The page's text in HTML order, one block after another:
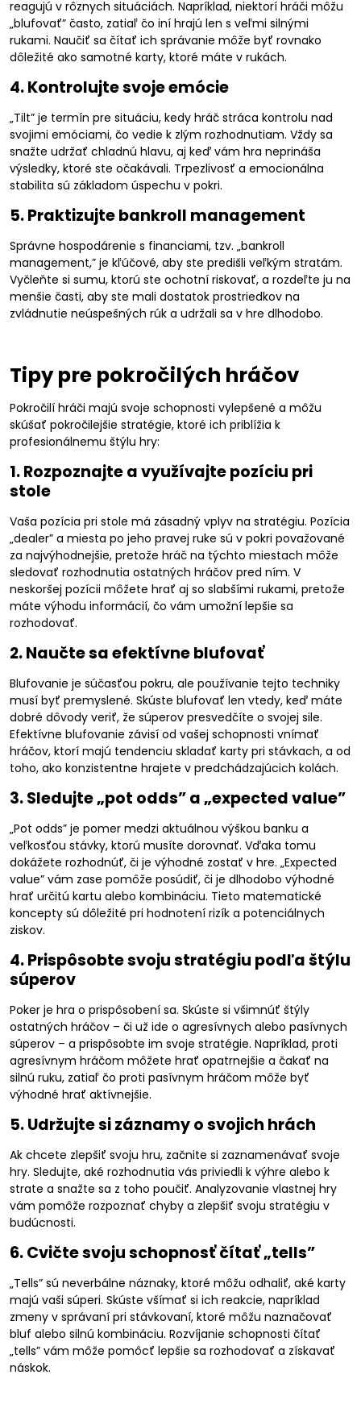
reagujú v rôznych situáciách. Napríklad, niektorí hráči môžu
„blufovať” často, zatiaľ čo iní hrajú len s veľmi silnými
rukami. Naučiť sa čítať ich správanie môže byť rovnako
dôležité ako samotné karty, ktoré máte v rukách.
4. Kontrolujte svoje emócie
„Tilt” je termín pre situáciu, kedy hráč stráca kontrolu nad
svojimi emóciami, čo vedie k zlým rozhodnutiam. Vždy sa
snažte udržať chladnú hlavu, aj keď vám hra neprináša
výsledky, ktoré ste očakávali. Trpezlivosť a emocionálna
stabilita sú základom úspechu v pokri.
5. Praktizujte bankroll management
Správne hospodárenie s financiami, tzv. „bankroll
management,” je kľúčové, aby ste predišli veľkým stratám.
Vyčleňte si sumu, ktorú ste ochotní riskovať, a rozdeľte ju na
menšie časti, aby ste mali dostatok prostriedkov na
zvládnutie neúspešných rúk a udržali sa v hre dlhodobo.
Tipy pre pokročilých hráčov
Pokročilí hráči majú svoje schopnosti vylepšené a môžu
skúšať pokročilejšie stratégie, ktoré ich priblížia k
profesionálnemu štýlu hry:
1. Rozpoznajte a využívajte pozíciu pri
stole
Vaša pozícia pri stole má zásadný vplyv na stratégiu. Pozícia
„dealer” a miesta po jeho pravej ruke sú v pokri považované
za najvýhodnejšie, pretože hráč na týchto miestach môže
sledovať rozhodnutia ostatných hráčov pred ním. V
neskoršej pozícii môžete hrať aj so slabšími rukami, pretože
máte výhodu informácií, čo vám umožní lepšie sa
rozhodovať.
2. Naučte sa efektívne blufovať
Blufovanie je súčasťou pokru, ale používanie tejto techniky
musí byť premyslené. Skúste blufovať len vtedy, keď máte
dobré dôvody veriť, že súperov presvedčíte o svojej sile.
Efektívne blufovanie závisí od vašej schopnosti vnímať
hráčov, ktorí majú tendenciu skladať karty pri stávkach, a od
toho, ako konzistentne hrajete v predchádzajúcich kolách.
3. Sledujte „pot odds” a „expected value”
„Pot odds” je pomer medzi aktuálnou výškou banku a
veľkosťou stávky, ktorú musíte dorovnať. Vďaka tomu
dokážete rozhodnúť, či je výhodné zostať v hre. „Expected
value” vám zase pomôže posúdiť, či je dlhodobo výhodné
hrať určitú kartu alebo kombináciu. Tieto matematické
koncepty sú dôležité pri hodnotení rizík a potenciálnych
ziskov.
4. Prispôsobte svoju stratégiu podľa štýlu
súperov
Poker je hra o prispôsobení sa. Skúste si všimnúť štýly
ostatných hráčov – či už ide o agresívnych alebo pasívnych
súperov – a prispôsobte im svoje stratégie. Napríklad, proti
agresívnym hráčom môžete hrať opatrnejšie a čakať na
silnú ruku, zatiaľ čo proti pasívnym hráčom môže byť
výhodné hrať aktívnejšie.
5. Udržujte si záznamy o svojich hrách
Ak chcete zlepšiť svoju hru, začnite si zaznamenávať svoje
hry. Sledujte, aké rozhodnutia vás priviedli k výhre alebo k
strate a snažte sa z toho poučiť. Analyzovanie vlastnej hry
vám pomôže rozpoznať chyby a zlepšiť svoju stratégiu v
budúcnosti.
6. Cvičte svoju schopnosť čítať „tells”
„Tells” sú neverbálne náznaky, ktoré môžu odhaliť, aké karty
majú vaši súperi. Skúste všímať si ich reakcie, napríklad
zmeny v správaní pri stávkovaní, ktoré môžu naznačovať
bluf alebo silnú kombináciu. Rozvíjanie schopnosti čítať
„tells” vám môže pomôcť lepšie sa rozhodovať a získavať
náskok.